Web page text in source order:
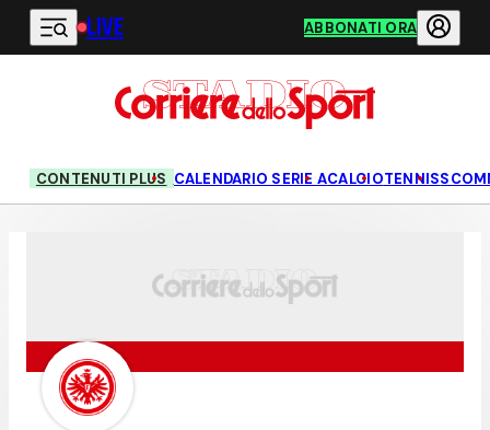
Vai al contenuto principale
LIVE ABBONATI ORA
CONTENUTI PLUS CALENDARIO SERIE ACALCIOTENNIS